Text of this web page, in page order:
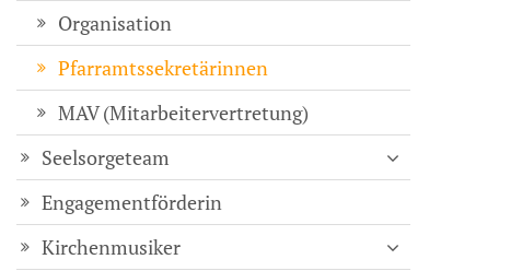
Organisation
Pfarramtssekretärinnen
MAV (Mitarbeitervertretung)
Seelsorgeteam
Engagementförderin
Kirchenmusiker